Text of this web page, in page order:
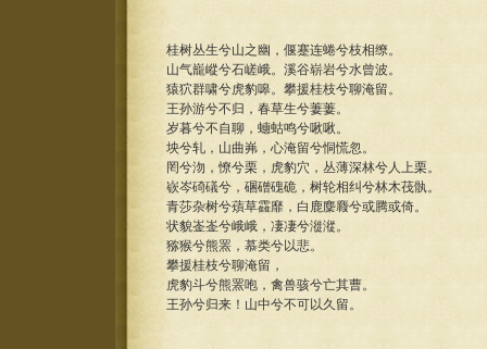
桂树丛生兮山之幽，偃蹇连蜷兮枝相缭。
山气巃嵷兮石嵯峨。溪谷崭岩兮水曾波。
猿狖群啸兮虎豹嗥。攀援桂枝兮聊淹留。
王孙游兮不归，春草生兮萋萋。
岁暮兮不自聊，蟪蛄鸣兮啾啾。
坱兮轧，山曲岪，心淹留兮恫慌忽。
罔兮沕，憭兮栗，虎豹穴，丛薄深林兮人上栗。
嵚岑碕礒兮，碅磳磈硊，树轮相纠兮林木茷骫。
青莎杂树兮薠草靃靡，白鹿麇麚兮或腾或倚。
状貌崟崟兮峨峨，凄凄兮漇漎。
猕猴兮熊罴，慕类兮以悲。
攀援桂枝兮聊淹留，
虎豹斗兮熊罴咆，禽兽骇兮亡其曹。
王孙兮归来！山中兮不可以久留。